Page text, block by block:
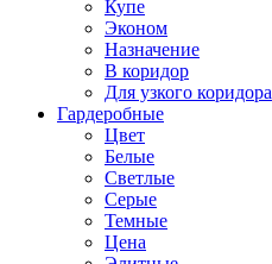
Купе
Эконом
Назначение
В коридор
Для узкого коридора
Гардеробные
Цвет
Белые
Светлые
Серые
Темные
Цена